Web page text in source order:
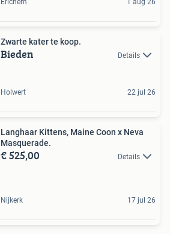
Zwarte kater te koop.
Bieden Details
Holwert 22 jul 26
Langhaar Kittens, Maine Coon x Neva
Masquerade.
€ 525,00 Details
Nijkerk 17 jul 26